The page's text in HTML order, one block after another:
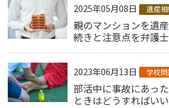
2025年05月08日 遺産
親のマンションを遺
続きと注意点を弁護
2023年06月13日 学校
部活中に事故にあっ
ときはどうすればい